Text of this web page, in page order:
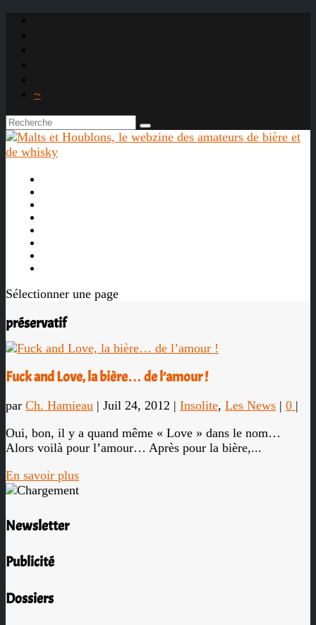
~
Sélectionner une page
préservatif
Fuck and Love, la bière… de l’amour !
par Ch. Hamieau | Juil 24, 2012 | Insolite, Les News | 0 |
Oui, bon, il y a quand même « Love » dans le nom…
Alors voilà pour l’amour… Après pour la bière,...
En savoir plus
Newsletter
Publicité
Dossiers